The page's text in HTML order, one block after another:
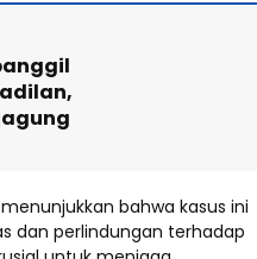
bahwa kasus ini
dan perlindungan terhadap